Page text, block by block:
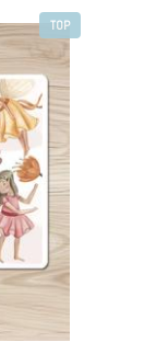
TOP